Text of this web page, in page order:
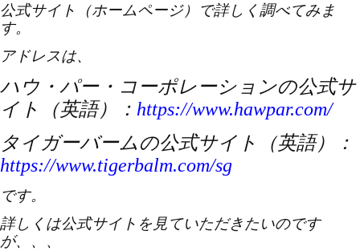
公式サイト（ホームページ）で詳しく調べてみま
す。
アドレスは、
ハウ・パー・コーポレーションの公式サ
イト（英語）： https://www.hawpar.com/
タイガーバームの公式サイト（英語）：
https://www.tigerbalm.com/sg
です。
詳しくは公式サイトを見ていただきたいのです
が、、、